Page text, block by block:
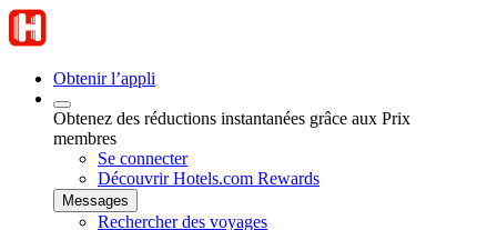
Obtenir l’appli
Obtenez des réductions instantanées grâce aux Prix
membres
Se connecter
Découvrir Hotels.com Rewards
Messages
Rechercher des voyages